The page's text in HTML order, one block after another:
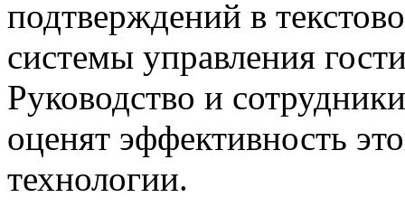
подтверждений в
системы управления
Руководство и
оценят эффективность
технологии.